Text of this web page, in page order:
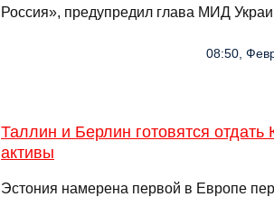
Россия», предупредил глава МИД
08:50,
Таллин и Берлин готовятся отдать
активы
Эстония намерена первой в Европе